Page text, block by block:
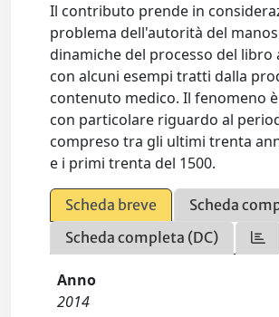
Il contributo prende in
problema dell'autorità del
dinamiche del processo del libro
con alcuni esempi tratti dalla
contenuto medico. Il fenomeno
con particolare riguardo al
compreso tra gli ultimi trenta
e i primi trenta del 1500.
Scheda breve
Scheda
Scheda completa (DC)
Anno
2014